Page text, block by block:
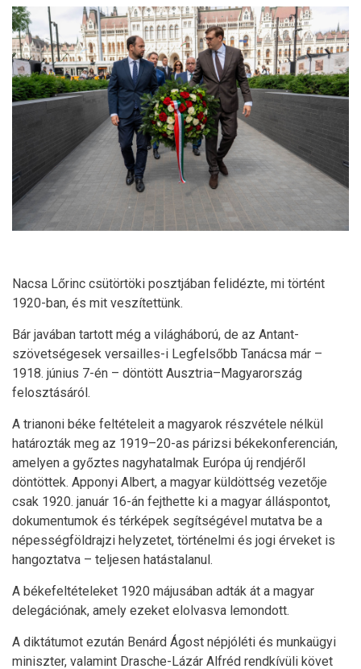
Nacsa Lőrinc csütörtöki posztjában felidézte, mi történt
1920-ban, és mit veszítettünk.
Bár javában tartott még a világháború, de az Antant-
szövetségesek versailles-i Legfelsőbb Tanácsa már –
1918. június 7-én – döntött Ausztria–Magyarország
felosztásáról.
A trianoni béke feltételeit a magyarok részvétele nélkül
határozták meg az 1919–20-as párizsi békekonferencián,
amelyen a győztes nagyhatalmak Európa új rendjéről
döntöttek. Apponyi Albert, a magyar küldöttség vezetője
csak 1920. január 16-án fejthette ki a magyar álláspontot,
dokumentumok és térképek segítségével mutatva be a
népességföldrajzi helyzetet, történelmi és jogi érveket is
hangoztatva – teljesen hatástalanul.
A békefeltételeket 1920 májusában adták át a magyar
delegációnak, amely ezeket elolvasva lemondott.
A diktátumot ezután Benárd Ágost népjóléti és munkaügyi
miniszter, valamint Drasche-Lázár Alfréd rendkívüli követ